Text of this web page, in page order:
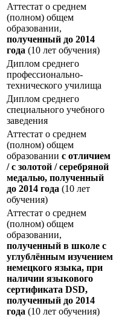
Аттестат о среднем
(полном) общем
образовании,
полученный до 2014
года (10 лет обучения)
Диплом среднего
профессионально-
технического училища
Диплом среднего
специального учебного
заведения
Аттестат о среднем
(полном) общем
образовании с отличием
/ с золотой / серебряной
медалью, полученный
до 2014 года (10 лет
обучения)
Аттестат о среднем
(полном) общем
образовании,
полученный в школе с
углублённым изучением
немецкого языка, при
наличии языкового
сертификата DSD,
полученный до 2014
года (10 лет обучения)